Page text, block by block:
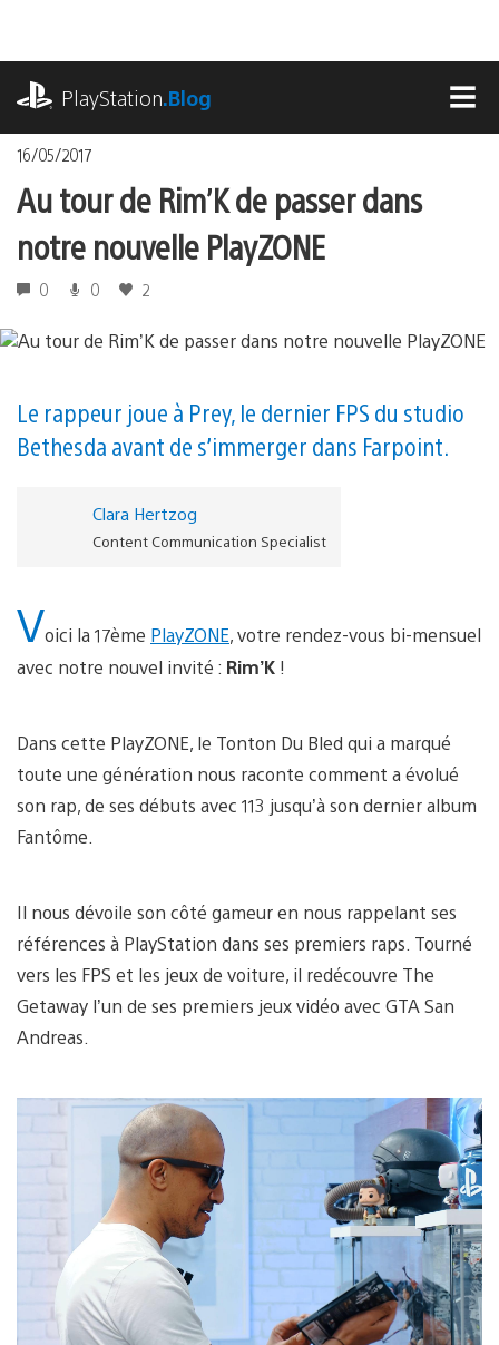
contenu
PlayStation.Blog
16/05/2017
Au tour de Rim’K de passer dans
notre nouvelle PlayZONE
0 0 2
Le rappeur joue à Prey, le dernier FPS du studio
Bethesda avant de s’immerger dans Farpoint.
Clara Hertzog
Content Communication Specialist
Voici la 17ème PlayZONE, votre rendez-vous bi-mensuel
avec notre nouvel invité : Rim’K !
Dans cette PlayZONE, le Tonton Du Bled qui a marqué
toute une génération nous raconte comment a évolué
son rap, de ses débuts avec 113 jusqu’à son dernier album
Fantôme.
Il nous dévoile son côté gameur en nous rappelant ses
références à PlayStation dans ses premiers raps. Tourné
vers les FPS et les jeux de voiture, il redécouvre The
Getaway l’un de ses premiers jeux vidéo avec GTA San
Andreas.